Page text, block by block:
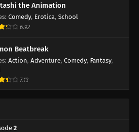
the Animation
: Comedy, Erotica, School
6.92
Beatbreak
: Action, Adventure, Comedy, Fantasy,
7.13
2